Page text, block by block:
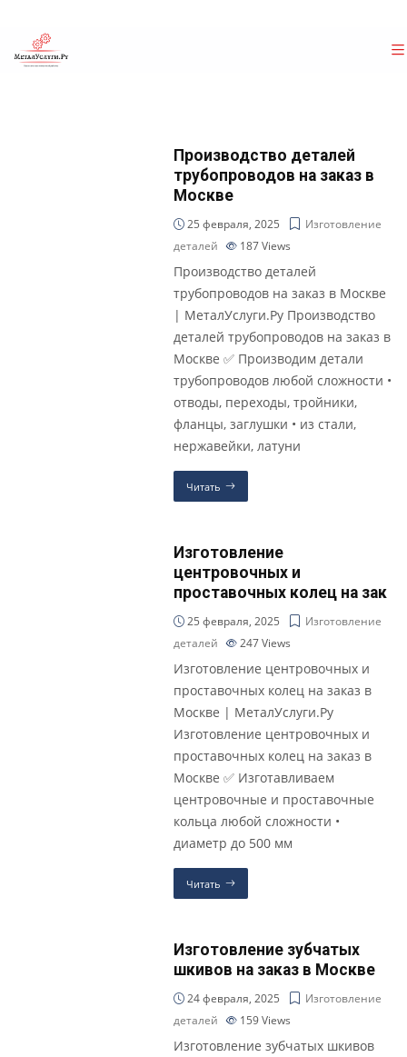
Производство деталей
трубопроводов на заказ в
Москве
25 февраля, 2025
Изготовление
деталей
187Views
Производство деталей
трубопроводов на заказ в Москве
| МеталУслуги.Ру Производство
деталей трубопроводов на заказ в
Москве ✅ Производим детали
трубопроводов любой сложности •
отводы, переходы, тройники,
фланцы, заглушки • из стали,
нержавейки, латуни
Читать
Изготовление
центровочных и
проставочных колец на зак
25 февраля, 2025
Изготовление
деталей
247Views
Изготовление центровочных и
проставочных колец на заказ в
Москве | МеталУслуги.Ру
Изготовление центровочных и
проставочных колец на заказ в
Москве ✅ Изготавливаем
центровочные и проставочные
кольца любой сложности •
диаметр до 500 мм
Читать
Изготовление зубчатых
шкивов на заказ в Москве
24 февраля, 2025
Изготовление
деталей
159Views
Изготовление зубчатых шкивов